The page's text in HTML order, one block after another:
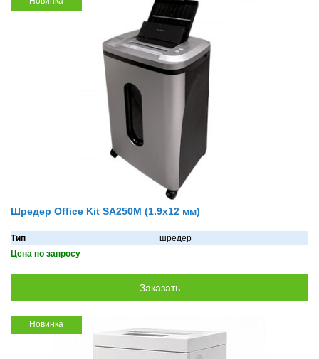
Шредер Office Kit SA250M (1.9х12 мм)
Тип
шредер
Цена по запросу
Новинка